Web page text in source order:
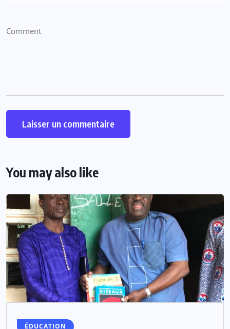
You may also like
ÉDUCATION